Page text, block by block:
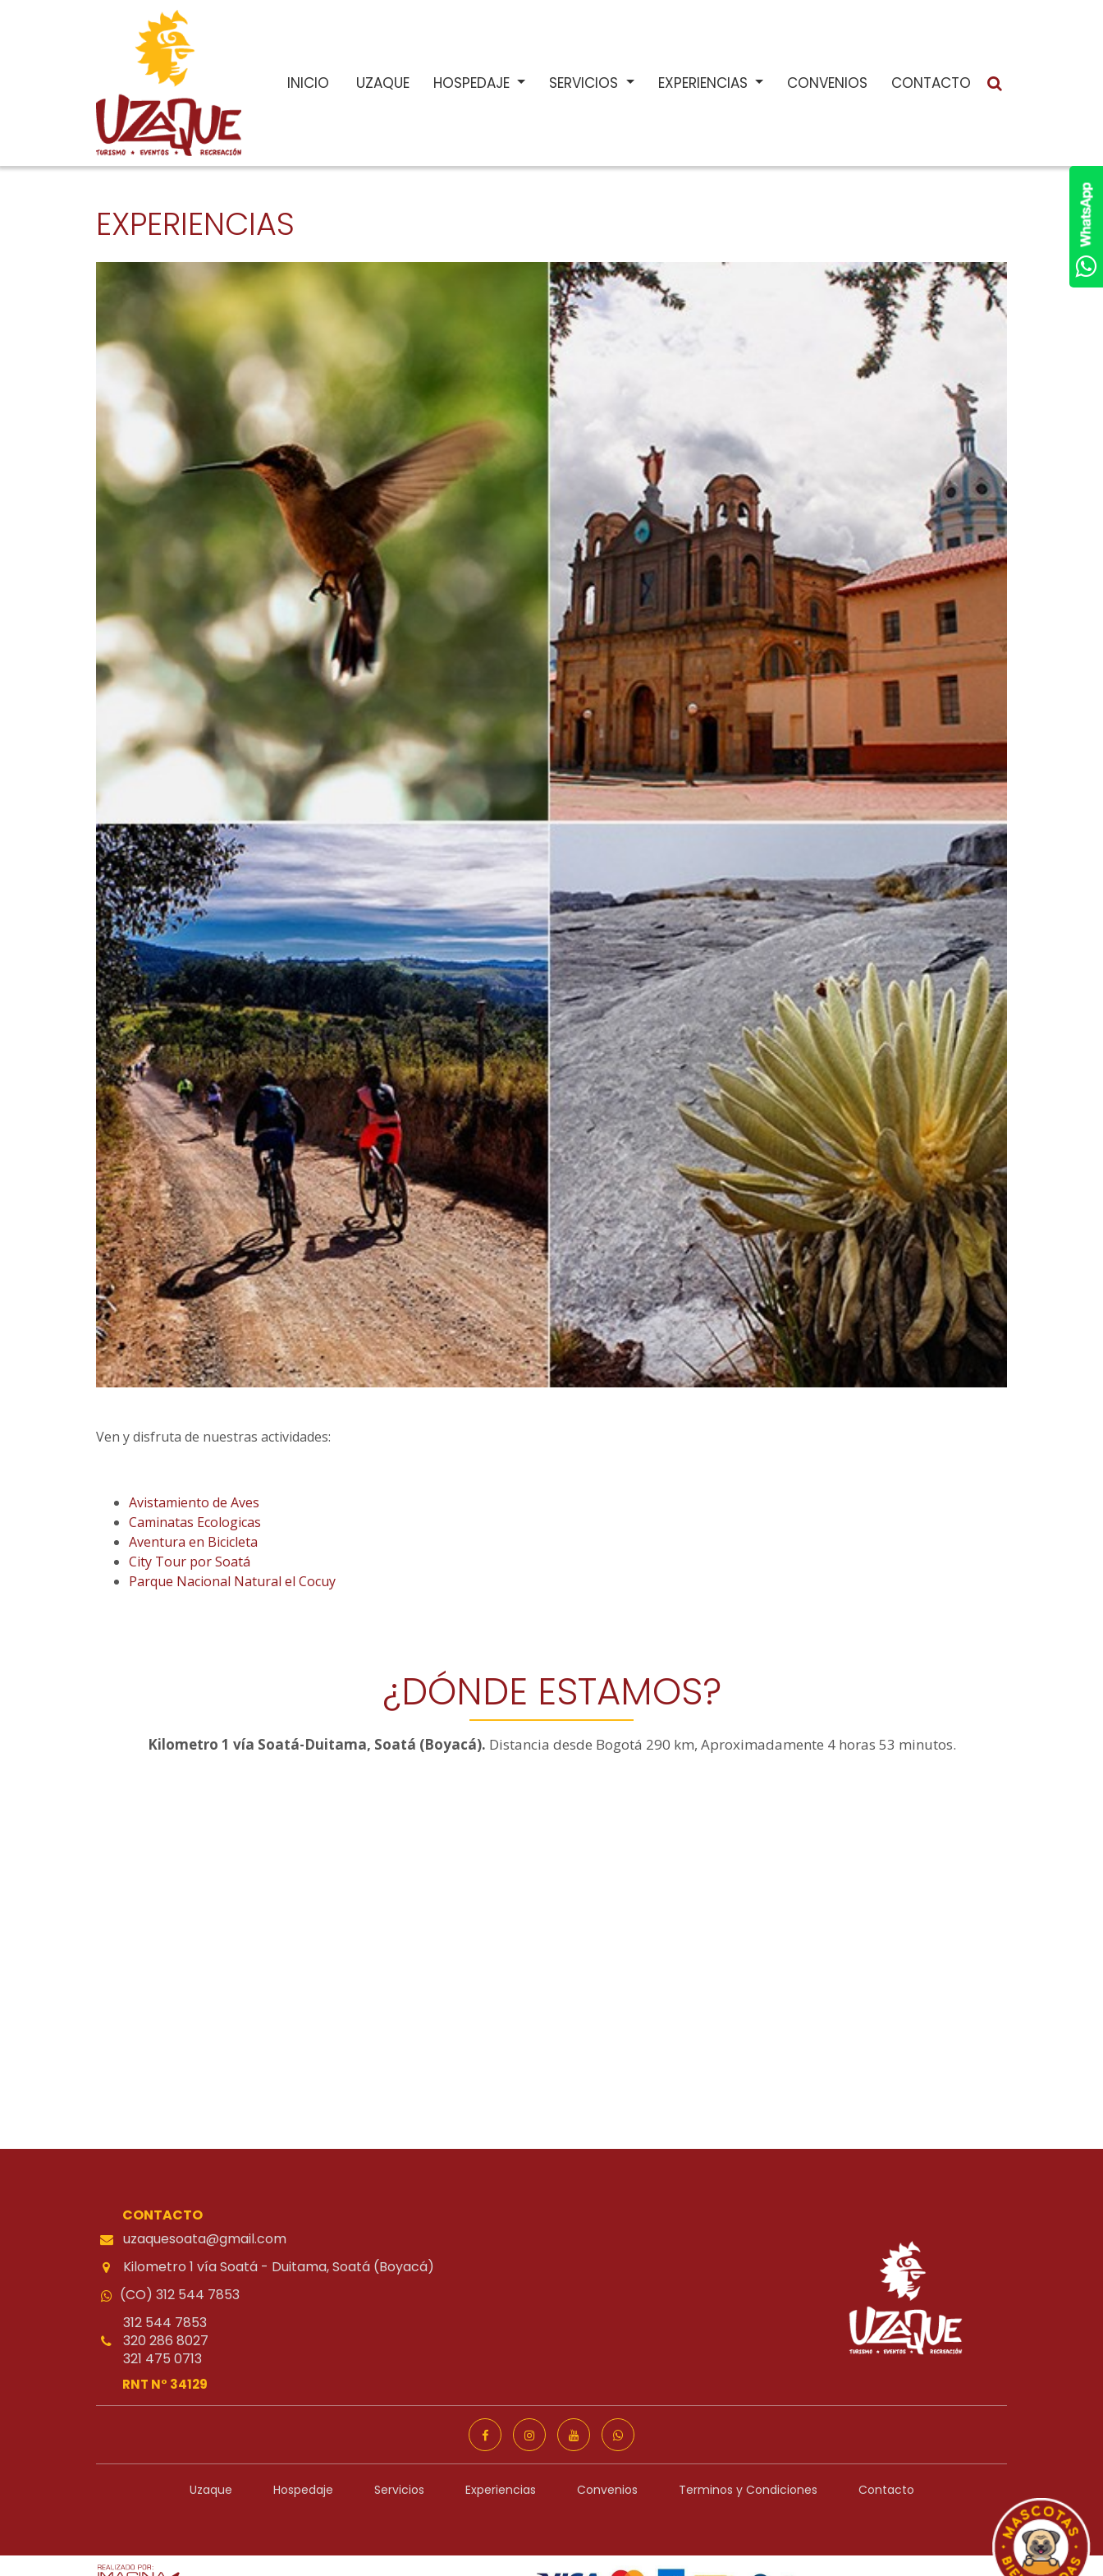
INICIO UZAQUE HOSPEDAJE SERVICIOS EXPERIENCIAS CONVENIOS CONTACTO
EXPERIENCIAS
Ven y disfruta de nuestras actividades:
Avistamiento de Aves
Caminatas Ecologicas
Aventura en Bicicleta
City Tour por Soatá
Parque Nacional Natural el Cocuy
¿DÓNDE ESTAMOS?
Kilometro 1 vía Soatá-Duitama, Soatá (Boyacá). Distancia desde Bogotá 290 km, Aproximadamente 4 horas 53 minutos.
CONTACTO
uzaquesoata@gmail.com
Kilometro 1 vía Soatá - Duitama, Soatá (Boyacá)
(CO) 312 544 7853
312 544 7853
-
320 286 8027
-
321 475 0713
RNT N° 34129
Uzaque Hospedaje Servicios Experiencias Convenios Terminos y Condiciones Contacto